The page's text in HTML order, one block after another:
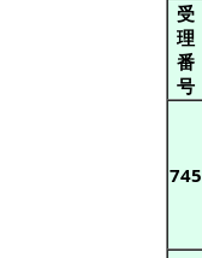
受
理
番
号
745